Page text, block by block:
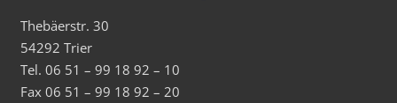
Thebäerstr. 30
54292 Trier
Tel. 06 51 – 99 18 92 – 10
Fax 06 51 – 99 18 92 – 20